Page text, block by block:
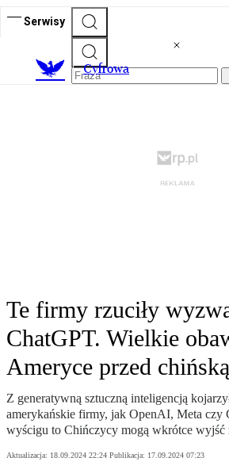
Serwisy
Cyfrowa
Te firmy rzuciły
ChatGPT. Wielkie
Ameryce przed
Z generatywną sztuczną inteligencją
amerykańskie firmy, jak OpenAI, Meta czy
wyścigu to Chińczycy mogą wkrótce wyjść
Aktualizacja: 18.09.2024 22:24 Publikacja: 17.09.2024 07:23